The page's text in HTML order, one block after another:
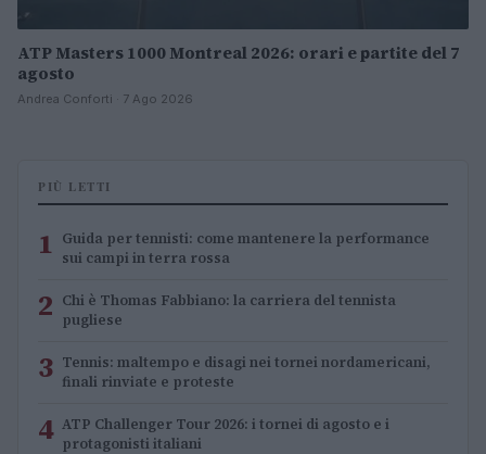
ATP Masters 1000 Montreal 2026: orari e partite del 7
agosto
Andrea Conforti · 7 Ago 2026
PIÙ LETTI
1 Guida per tennisti: come mantenere la performance
sui campi in terra rossa
2 Chi è Thomas Fabbiano: la carriera del tennista
pugliese
3 Tennis: maltempo e disagi nei tornei nordamericani,
finali rinviate e proteste
4 ATP Challenger Tour 2026: i tornei di agosto e i
protagonisti italiani